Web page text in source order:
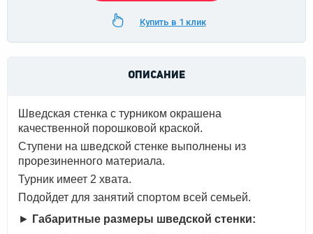
Купить в 1 клик
ОПИСАНИЕ
Шведская стенка с турником окрашена
качественной порошковой краской.
Ступени на шведской стенке выполнены из
прорезиненного материала.
Турник имеет 2 хвата.
Подойдет для занятий спортом всей семьей.
► Габаритные размеры шведской стенки: